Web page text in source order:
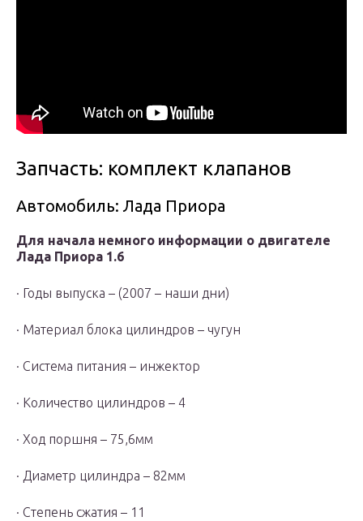
Запчасть: комплект клапанов
Автомобиль: Лада Приора
Для начала немного информации о двигателе
Лада Приора 1.6
· Годы выпуска – (2007 – наши дни)
· Материал блока цилиндров – чугун
· Система питания – инжектор
· Количество цилиндров – 4
· Ход поршня – 75,6мм
· Диаметр цилиндра – 82мм
· Степень сжатия – 11